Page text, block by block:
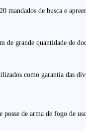
de busca e
grande quantidade de
como garantia das
de arma de fogo de